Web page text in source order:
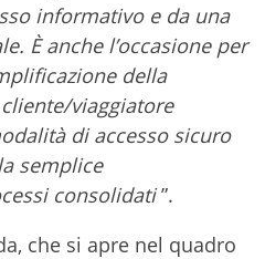
informativo e da una
È anche l’occasione per
della
viaggiatore
di accesso sicuro
semplice
consolidati”.
che si apre nel quadro